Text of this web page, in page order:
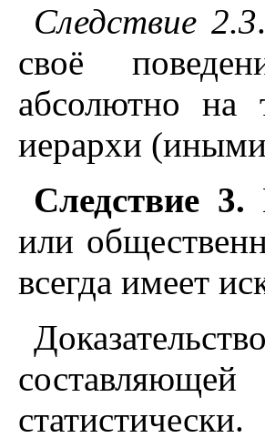
Следствие 2.3
своё
абсолютно на
иерархи
Следствие 3.
или
всегда имеет
статистически.